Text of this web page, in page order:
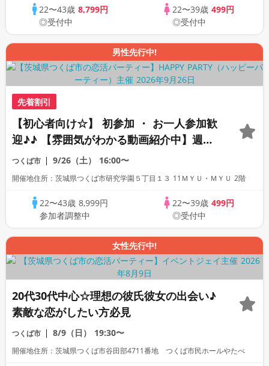
22〜43歳8,799円
◎受付中
22〜39歳 499円
◎受付中
男性先行中!
先着割引
【初心者向け☆】 初参加 ・ お一人参加歓
迎♪♪ 【雰囲気がわかる動画紹介中】週末
プレミアム街コン
つくば市 9/26（土） 16:00〜
開催地住所：茨城県つくば市研究学園５丁目１３ 11ＭＹＵ・ＭＹＵ 2階
22〜43歳 8,999円
参加者調整中
22〜39歳 499円
◎受付中
女性先行中!
20代30代中心☆理想の彼氏彼女の出会い♪
素敵な恋がしたい方必見
つくば市 8/9（日） 19:30〜
開催地住所：茨城県つくば市谷田部4711番地 つくば市民ホールやたべ